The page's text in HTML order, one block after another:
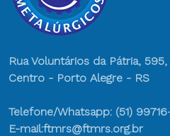
Rua Voluntários da Pátria, 595,
Centro - Porto Alegre - RS
Telefone/Whatsapp: (51)
E-mail:ftmrs@ftmrs.org.br